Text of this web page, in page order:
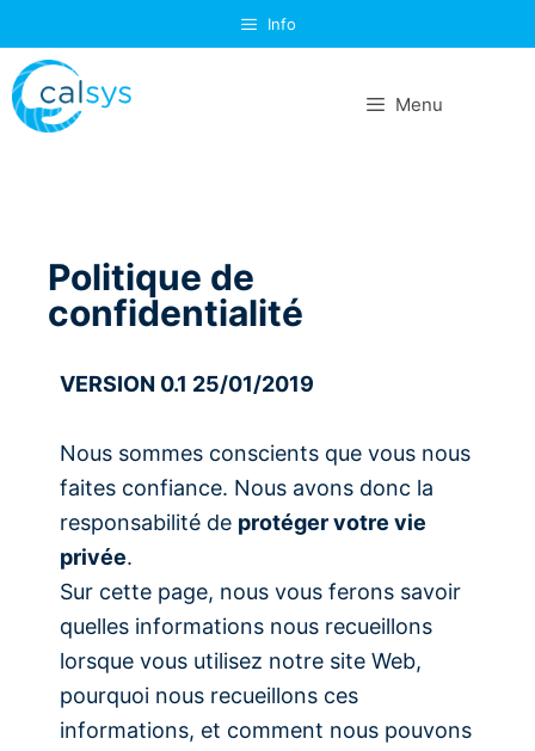
Info
Menu
Politique de
confidentialité
VERSION 0.1 25/01/2019
Nous sommes conscients que vous nous
faites confiance. Nous avons donc la
responsabilité de protéger votre vie
privée.
Sur cette page, nous vous ferons savoir
quelles informations nous recueillons
lorsque vous utilisez notre site Web,
pourquoi nous recueillons ces
informations, et comment nous pouvons